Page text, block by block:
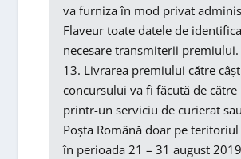
va furniza în mod privat
Flaveur toate datele de
necesare transmiterii premiului.
13. Livrarea premiului către
concursului va fi făcută de către
printr-un serviciu de curierat
Poșta Română doar pe
în perioada 21 – 31 august